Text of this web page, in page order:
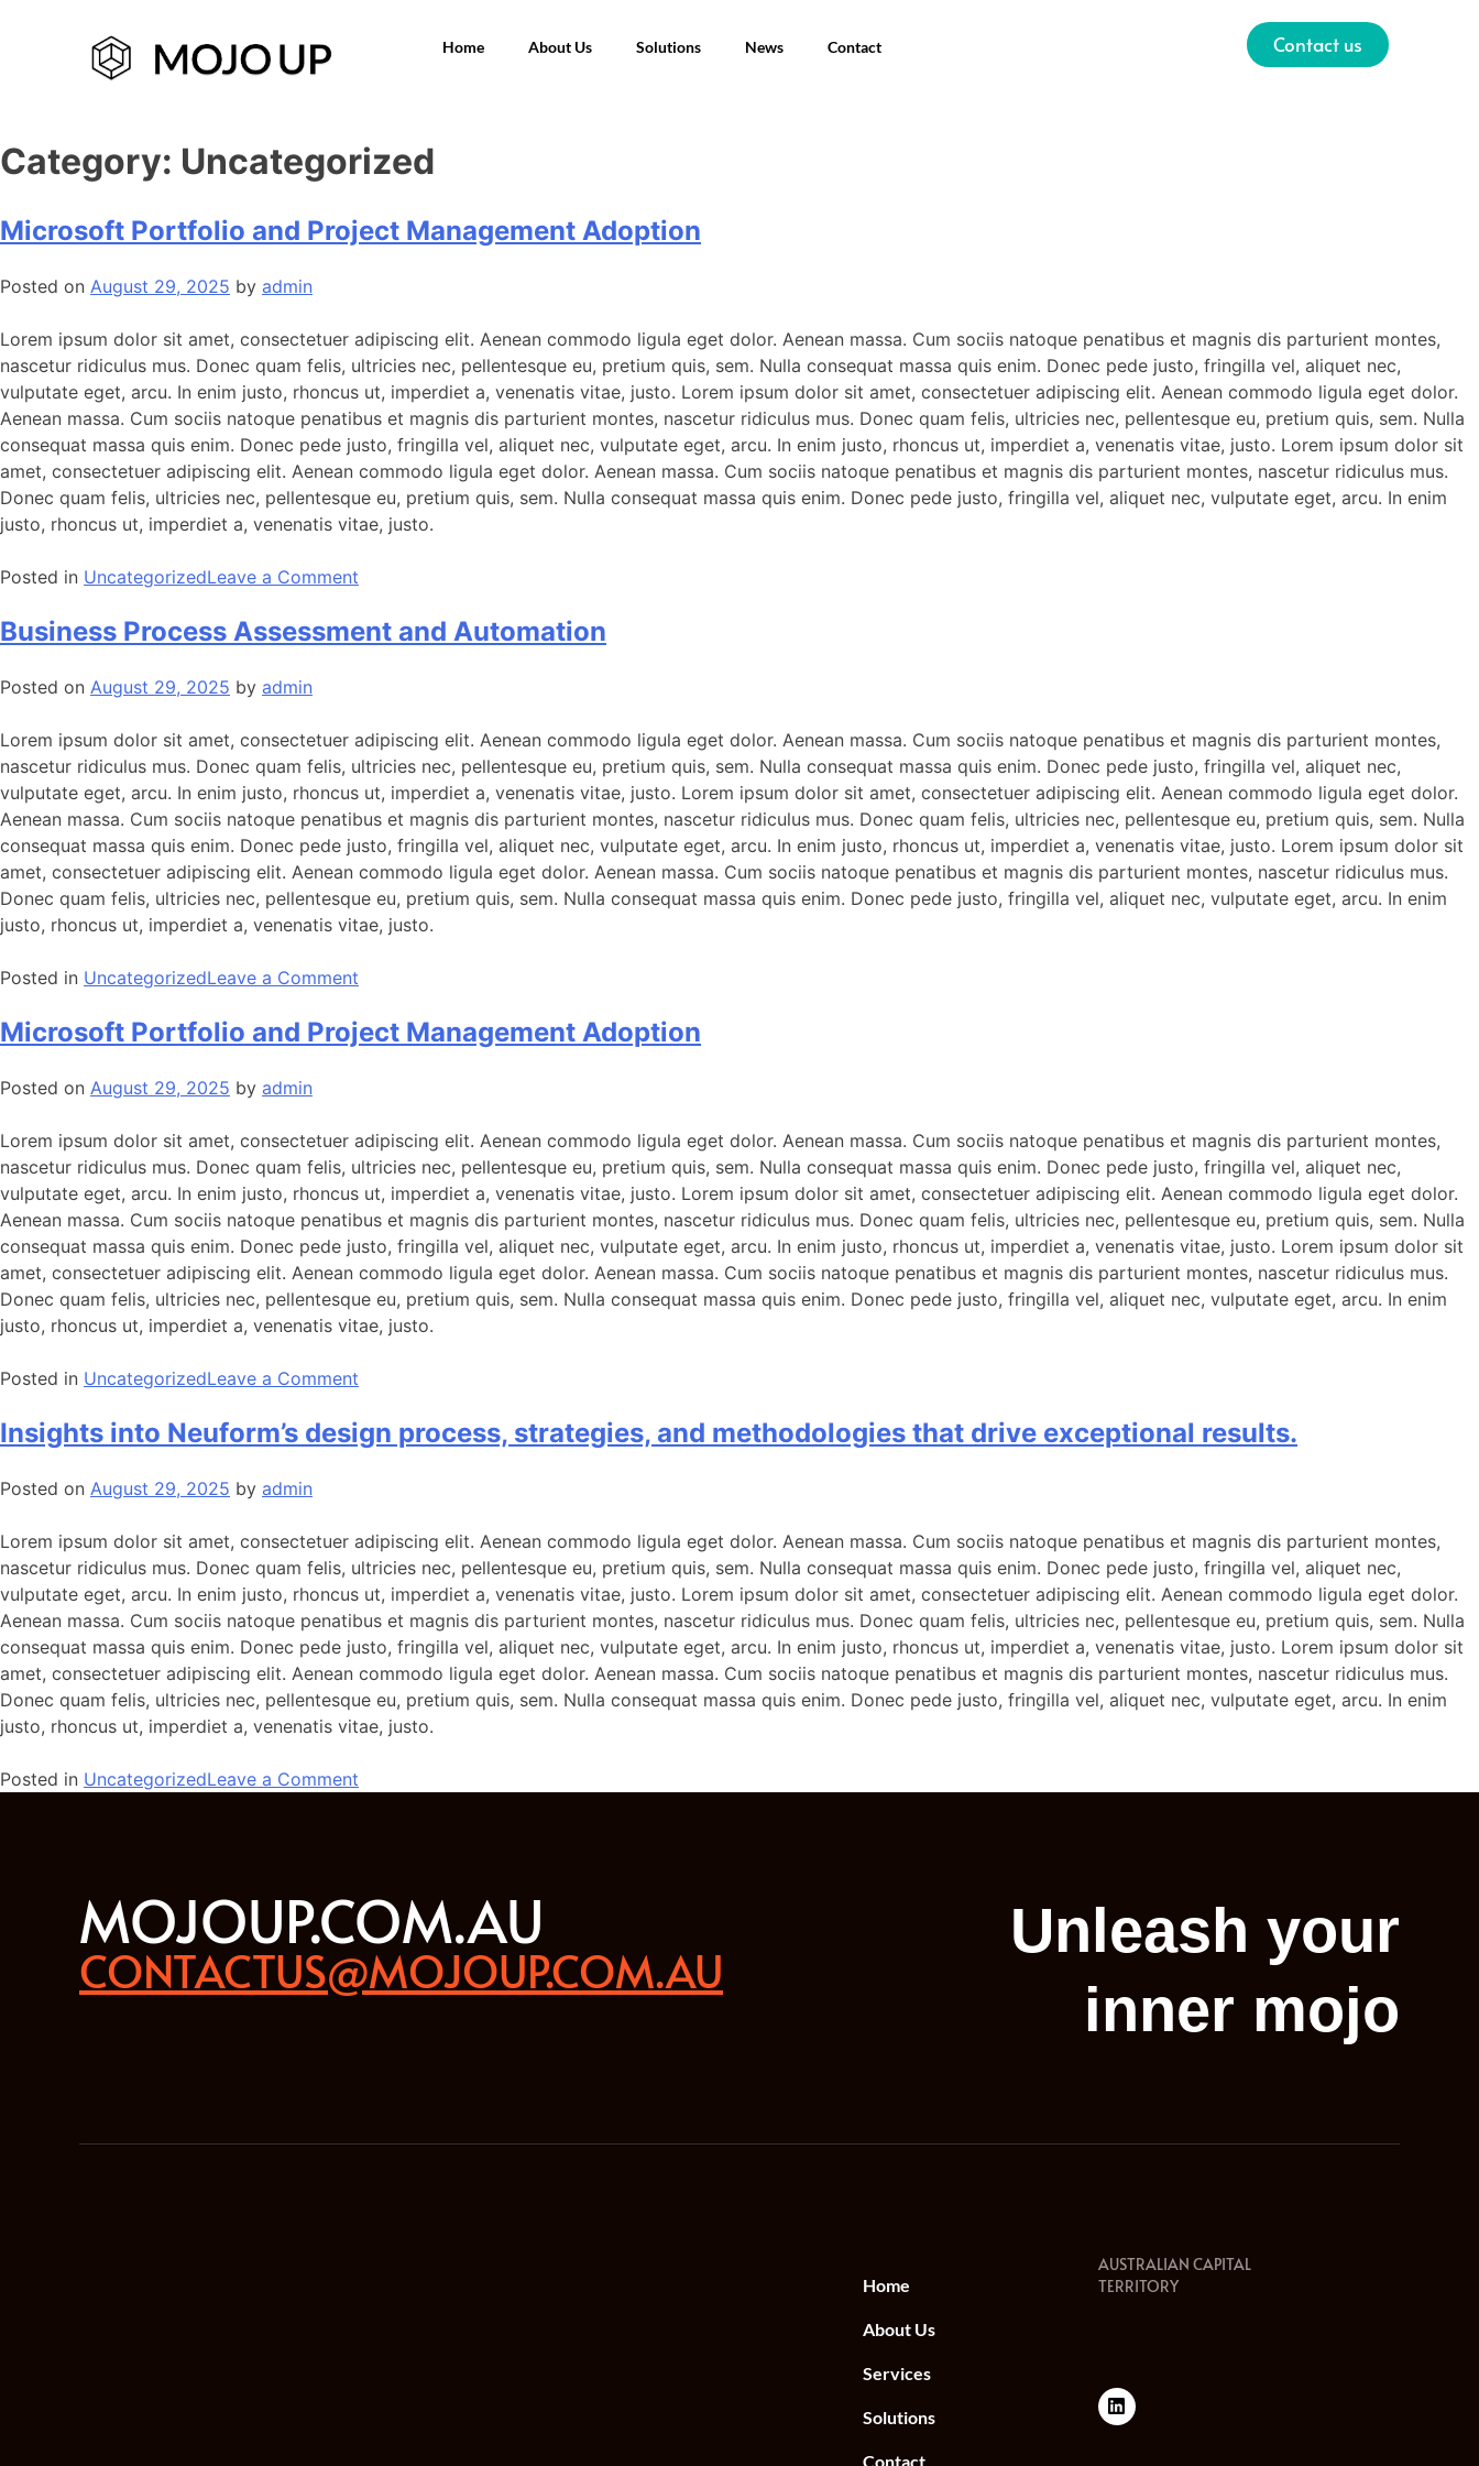
Home About Us Solutions News Contact Contact us
Category: Uncategorized
Microsoft Portfolio and Project Management Adoption
Posted on August 29, 2025 by admin
Lorem ipsum dolor sit amet, consectetuer adipiscing elit. Aenean commodo ligula eget dolor. Aenean massa. Cum sociis natoque penatibus et magnis dis parturient montes,
nascetur ridiculus mus. Donec quam felis, ultricies nec, pellentesque eu, pretium quis, sem. Nulla consequat massa quis enim. Donec pede justo, fringilla vel, aliquet nec,
vulputate eget, arcu. In enim justo, rhoncus ut, imperdiet a, venenatis vitae, justo. Lorem ipsum dolor sit amet, consectetuer adipiscing elit. Aenean commodo ligula eget dolor.
Aenean massa. Cum sociis natoque penatibus et magnis dis parturient montes, nascetur ridiculus mus. Donec quam felis, ultricies nec, pellentesque eu, pretium quis, sem. Nulla
consequat massa quis enim. Donec pede justo, fringilla vel, aliquet nec, vulputate eget, arcu. In enim justo, rhoncus ut, imperdiet a, venenatis vitae, justo. Lorem ipsum dolor sit
amet, consectetuer adipiscing elit. Aenean commodo ligula eget dolor. Aenean massa. Cum sociis natoque penatibus et magnis dis parturient montes, nascetur ridiculus mus.
Donec quam felis, ultricies nec, pellentesque eu, pretium quis, sem. Nulla consequat massa quis enim. Donec pede justo, fringilla vel, aliquet nec, vulputate eget, arcu. In enim
justo, rhoncus ut, imperdiet a, venenatis vitae, justo.
Posted in UncategorizedLeave a Comment
Business Process Assessment and Automation
Posted on August 29, 2025 by admin
Lorem ipsum dolor sit amet, consectetuer adipiscing elit. Aenean commodo ligula eget dolor. Aenean massa. Cum sociis natoque penatibus et magnis dis parturient montes,
nascetur ridiculus mus. Donec quam felis, ultricies nec, pellentesque eu, pretium quis, sem. Nulla consequat massa quis enim. Donec pede justo, fringilla vel, aliquet nec,
vulputate eget, arcu. In enim justo, rhoncus ut, imperdiet a, venenatis vitae, justo. Lorem ipsum dolor sit amet, consectetuer adipiscing elit. Aenean commodo ligula eget dolor.
Aenean massa. Cum sociis natoque penatibus et magnis dis parturient montes, nascetur ridiculus mus. Donec quam felis, ultricies nec, pellentesque eu, pretium quis, sem. Nulla
consequat massa quis enim. Donec pede justo, fringilla vel, aliquet nec, vulputate eget, arcu. In enim justo, rhoncus ut, imperdiet a, venenatis vitae, justo. Lorem ipsum dolor sit
amet, consectetuer adipiscing elit. Aenean commodo ligula eget dolor. Aenean massa. Cum sociis natoque penatibus et magnis dis parturient montes, nascetur ridiculus mus.
Donec quam felis, ultricies nec, pellentesque eu, pretium quis, sem. Nulla consequat massa quis enim. Donec pede justo, fringilla vel, aliquet nec, vulputate eget, arcu. In enim
justo, rhoncus ut, imperdiet a, venenatis vitae, justo.
Posted in UncategorizedLeave a Comment
Microsoft Portfolio and Project Management Adoption
Posted on August 29, 2025 by admin
Lorem ipsum dolor sit amet, consectetuer adipiscing elit. Aenean commodo ligula eget dolor. Aenean massa. Cum sociis natoque penatibus et magnis dis parturient montes,
nascetur ridiculus mus. Donec quam felis, ultricies nec, pellentesque eu, pretium quis, sem. Nulla consequat massa quis enim. Donec pede justo, fringilla vel, aliquet nec,
vulputate eget, arcu. In enim justo, rhoncus ut, imperdiet a, venenatis vitae, justo. Lorem ipsum dolor sit amet, consectetuer adipiscing elit. Aenean commodo ligula eget dolor.
Aenean massa. Cum sociis natoque penatibus et magnis dis parturient montes, nascetur ridiculus mus. Donec quam felis, ultricies nec, pellentesque eu, pretium quis, sem. Nulla
consequat massa quis enim. Donec pede justo, fringilla vel, aliquet nec, vulputate eget, arcu. In enim justo, rhoncus ut, imperdiet a, venenatis vitae, justo. Lorem ipsum dolor sit
amet, consectetuer adipiscing elit. Aenean commodo ligula eget dolor. Aenean massa. Cum sociis natoque penatibus et magnis dis parturient montes, nascetur ridiculus mus.
Donec quam felis, ultricies nec, pellentesque eu, pretium quis, sem. Nulla consequat massa quis enim. Donec pede justo, fringilla vel, aliquet nec, vulputate eget, arcu. In enim
justo, rhoncus ut, imperdiet a, venenatis vitae, justo.
Posted in UncategorizedLeave a Comment
Insights into Neuform’s design process, strategies, and methodologies that drive exceptional results.
Posted on August 29, 2025 by admin
Lorem ipsum dolor sit amet, consectetuer adipiscing elit. Aenean commodo ligula eget dolor. Aenean massa. Cum sociis natoque penatibus et magnis dis parturient montes,
nascetur ridiculus mus. Donec quam felis, ultricies nec, pellentesque eu, pretium quis, sem. Nulla consequat massa quis enim. Donec pede justo, fringilla vel, aliquet nec,
vulputate eget, arcu. In enim justo, rhoncus ut, imperdiet a, venenatis vitae, justo. Lorem ipsum dolor sit amet, consectetuer adipiscing elit. Aenean commodo ligula eget dolor.
Aenean massa. Cum sociis natoque penatibus et magnis dis parturient montes, nascetur ridiculus mus. Donec quam felis, ultricies nec, pellentesque eu, pretium quis, sem. Nulla
consequat massa quis enim. Donec pede justo, fringilla vel, aliquet nec, vulputate eget, arcu. In enim justo, rhoncus ut, imperdiet a, venenatis vitae, justo. Lorem ipsum dolor sit
amet, consectetuer adipiscing elit. Aenean commodo ligula eget dolor. Aenean massa. Cum sociis natoque penatibus et magnis dis parturient montes, nascetur ridiculus mus.
Donec quam felis, ultricies nec, pellentesque eu, pretium quis, sem. Nulla consequat massa quis enim. Donec pede justo, fringilla vel, aliquet nec, vulputate eget, arcu. In enim
justo, rhoncus ut, imperdiet a, venenatis vitae, justo.
Posted in UncategorizedLeave a Comment
MOJOUP.COM.AU
CONTACTUS@MOJOUP.COM.AU
Unleash your
inner mojo
Home
About Us
Services
Solutions
Contact
AUSTRALIAN CAPITAL
TERRITORY